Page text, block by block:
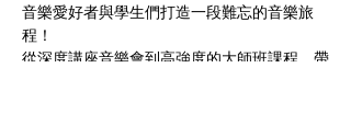
音樂愛好者與學生們打造一段難忘的音樂旅
程！
從深度講座音樂會到高強度的大師班課程，帶